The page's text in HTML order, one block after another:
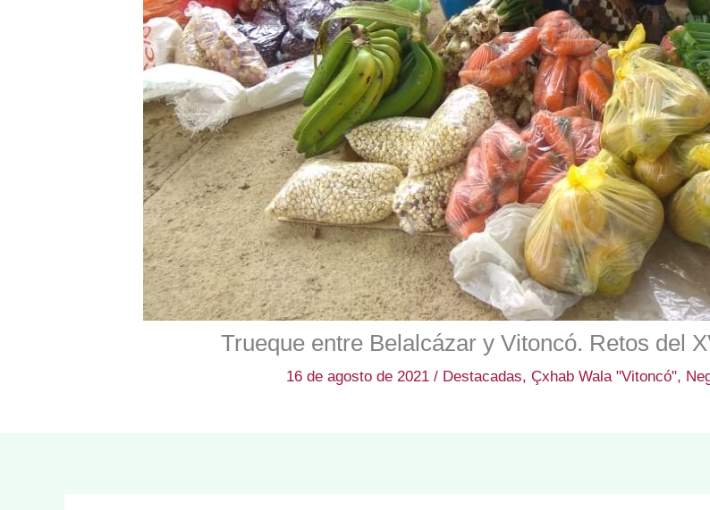
Trueque entre Belalcázar y Vitoncó. Retos del
16 de agosto de 2021 / Destacadas, Çxhab Wala "Vitoncó",